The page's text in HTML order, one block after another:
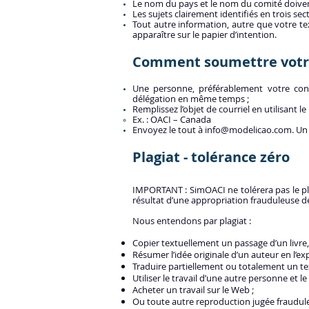
Le nom du pays et le nom du comité
Les sujets clairement identifiés en trois
Tout autre information, autre que votre
apparaître sur le papier d’intention.
Comment soumettre
Une personne, préférablement votre
délégation en même temps ;
Remplissez l’objet de courriel en utilisant
Ex. : OACI – Canada
Envoyez le tout à info@modelicao.com.
Plagiat - tolérance zéro
IMPORTANT : SimOACI ne tolérera pas
résultat d’une appropriation frauduleuse
Nous entendons par plagiat :
Copier textuellement un passage d’un
Résumer l’idée originale d’un auteur en
Traduire partiellement ou totalement un
Utiliser le travail d’une autre personne et
Acheter un travail sur le Web ;
Ou toute autre reproduction jugée